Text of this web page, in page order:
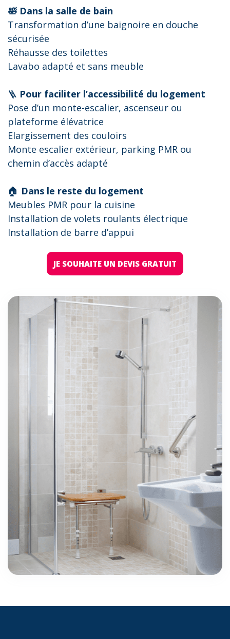
🛀 Dans la salle de bain
Transformation d’une baignoire en douche
sécurisée
Réhausse des toilettes
Lavabo adapté et sans meuble
🪜 Pour faciliter l’accessibilité du logement
Pose d’un monte-escalier, ascenseur ou
plateforme élévatrice
Elargissement des couloirs
Monte escalier extérieur, parking PMR ou
chemin d’accès adapté
🏠 Dans le reste du logement
Meubles PMR pour la cuisine
Installation de volets roulants électrique
Installation de barre d’appui
JE SOUHAITE UN DEVIS GRATUIT